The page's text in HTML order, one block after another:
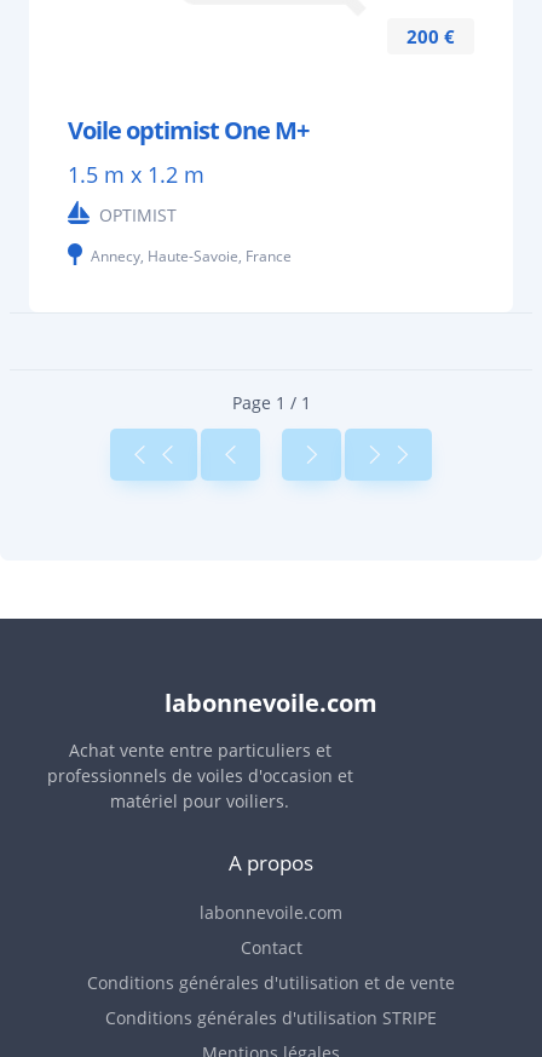
200 €
Voile optimist One M+
1.5 m x 1.2 m
OPTIMIST
Annecy, Haute-Savoie, France
Page 1 / 1
labonnevoile.com
Achat vente entre particuliers et
professionnels de voiles d'occasion et
matériel pour voiliers.
A propos
labonnevoile.com
Contact
Conditions générales d'utilisation et de vente
Conditions générales d'utilisation STRIPE